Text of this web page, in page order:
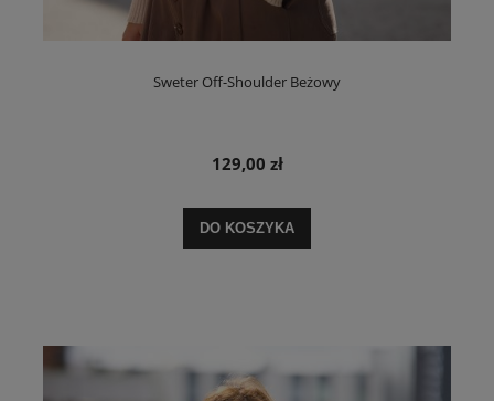
Sweter Off-Shoulder Beżowy
129,00 zł
DO KOSZYKA